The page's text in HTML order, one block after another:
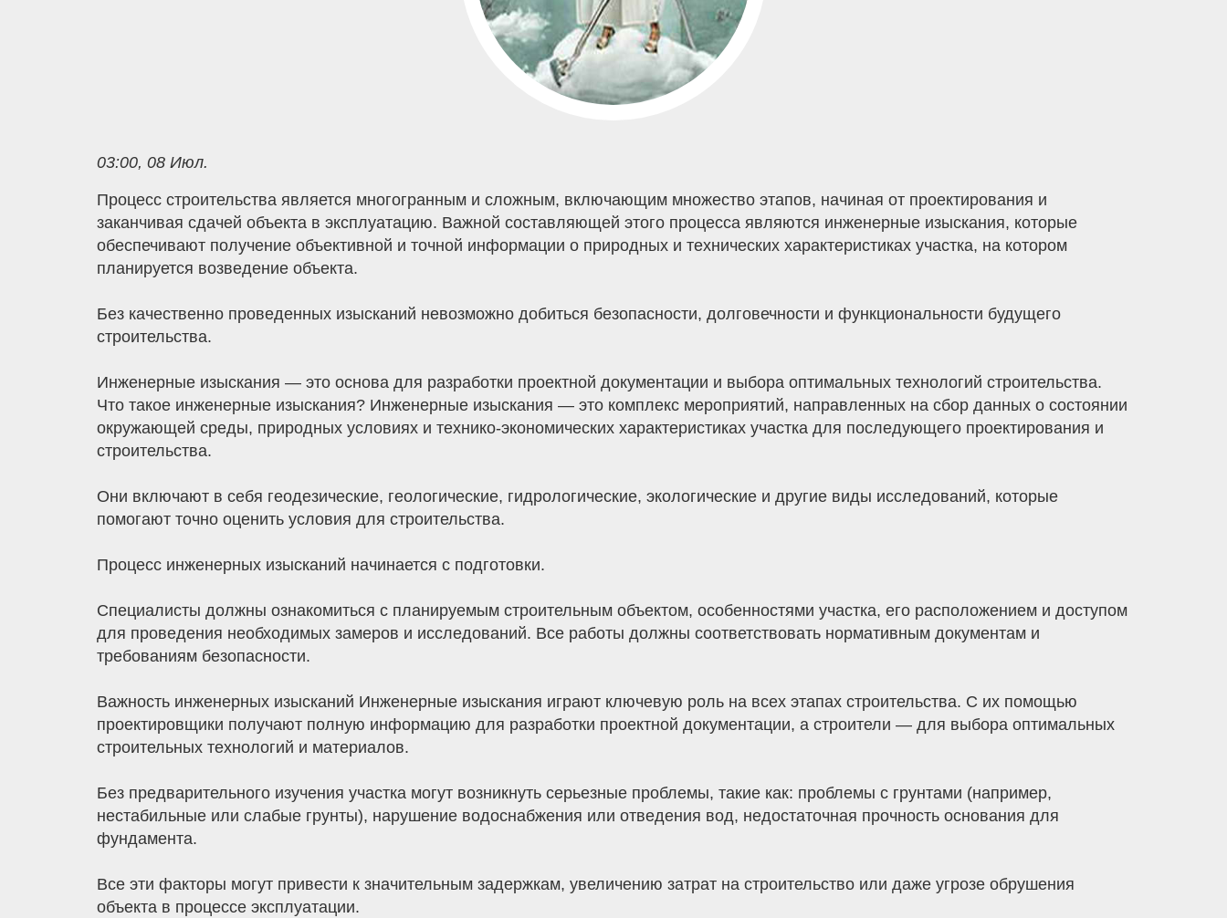
03:00, 08 Июл.
Процесс строительства является многогранным и сложным, включающим множество этапов, начиная от проектирования и
заканчивая сдачей объекта в эксплуатацию. Важной составляющей этого процесса являются инженерные изыскания, которые
обеспечивают получение объективной и точной информации о природных и технических характеристиках участка, на котором
планируется возведение объекта.
Без качественно проведенных изысканий невозможно добиться безопасности, долговечности и функциональности будущего
строительства.
Инженерные изыскания — это основа для разработки проектной документации и выбора оптимальных технологий строительства.
Что такое инженерные изыскания? Инженерные изыскания — это комплекс мероприятий, направленных на сбор данных о состоянии
окружающей среды, природных условиях и технико-экономических характеристиках участка для последующего проектирования и
строительства.
Они включают в себя геодезические, геологические, гидрологические, экологические и другие виды исследований, которые
помогают точно оценить условия для строительства.
Процесс инженерных изысканий начинается с подготовки.
Специалисты должны ознакомиться с планируемым строительным объектом, особенностями участка, его расположением и доступом
для проведения необходимых замеров и исследований. Все работы должны соответствовать нормативным документам и
требованиям безопасности.
Важность инженерных изысканий Инженерные изыскания играют ключевую роль на всех этапах строительства. С их помощью
проектировщики получают полную информацию для разработки проектной документации, а строители — для выбора оптимальных
строительных технологий и материалов.
Без предварительного изучения участка могут возникнуть серьезные проблемы, такие как: проблемы с грунтами (например,
нестабильные или слабые грунты), нарушение водоснабжения или отведения вод, недостаточная прочность основания для
фундамента.
Все эти факторы могут привести к значительным задержкам, увеличению затрат на строительство или даже угрозе обрушения
объекта в процессе эксплуатации.